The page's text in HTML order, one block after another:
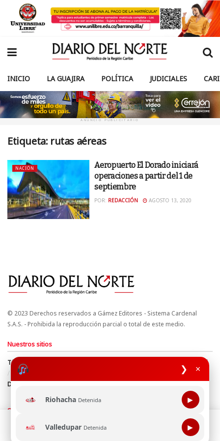
❯ ×
Riohacha Detenida ▶
Valledupar Detenida ▶
INICIO LA GUAJIRA POLÍTICA JUDICIALES
ANUNCIO PUBLICITARIO
Etiqueta: rutas aéreas
NACIÓN
Aeropuerto El Dorado iniciará
operaciones a partir del 1 de
septiembre
POR: REDACCIÓN AGOSTO 13, 2020
© 2023 Derechos reservados a Gámez Editores - Sistema Cardenal
S.A.S. - Prohibida la reproducción parcial o total de este medio.
Nuestros sitios
Términos y Condiciones
Derechos de Autor y Propiedad Intelectual
Política de uso de cookies
Política de Tratamiento de Datos
Directrices Editoriales
Síguenos
Esta página web usa cookie para mejorar tu experiencia de
navegación, al continuar aceptas nuestra política de uso de